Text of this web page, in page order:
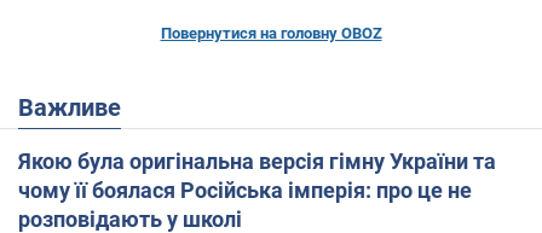
Повернутися на головну OBOZ
Важливе
Якою була оригінальна версія гімну України та
чому її боялася Російська імперія: про це не
розповідають у школі